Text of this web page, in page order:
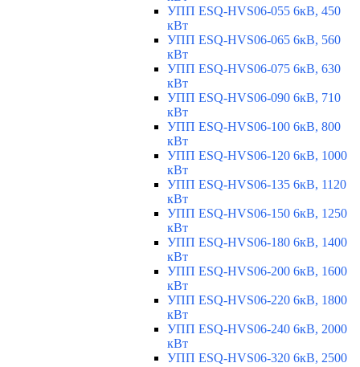
УПП ESQ-HVS06-055 6кВ, 450
кВт
УПП ESQ-HVS06-065 6кВ, 560
кВт
УПП ESQ-HVS06-075 6кВ, 630
кВт
УПП ESQ-HVS06-090 6кВ, 710
кВт
УПП ESQ-HVS06-100 6кВ, 800
кВт
УПП ESQ-HVS06-120 6кВ, 1000
кВт
УПП ESQ-HVS06-135 6кВ, 1120
кВт
УПП ESQ-HVS06-150 6кВ, 1250
кВт
УПП ESQ-HVS06-180 6кВ, 1400
кВт
УПП ESQ-HVS06-200 6кВ, 1600
кВт
УПП ESQ-HVS06-220 6кВ, 1800
кВт
УПП ESQ-HVS06-240 6кВ, 2000
кВт
УПП ESQ-HVS06-320 6кВ, 2500